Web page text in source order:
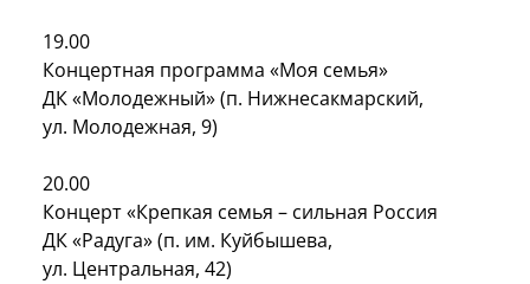
19.00
Концертная программа «Моя семья»
ДК «Молодежный» (п. Нижнесакмарский,
ул. Молодежная, 9)
20.00
Концерт «Крепкая семья – сильная Россия
ДК «Радуга» (п. им. Куйбышева,
ул. Центральная, 42)